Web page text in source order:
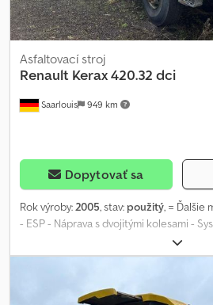
Saarlouis 949 km
Asfaltovací stroj
Renault Kerax 420.32 dci
Dopytovať sa
Rok výroby:2005, stav: použitý, = Ďalšie
- ESP - Náprava s dvojitými kolesami -
informácie = Typ paliva: Motorová nafta
Stav tachometra: 290.402 km Farba:
Asfalt Hrubá hmotnosť: 17.160 kg
CELKOVÁ HMOTNOSŤ: 32.000 kg